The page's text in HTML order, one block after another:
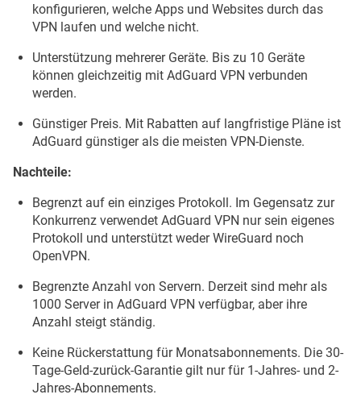
konfigurieren, welche Apps und Websites durch das
VPN laufen und welche nicht.
Unterstützung mehrerer Geräte. Bis zu 10 Geräte
können gleichzeitig mit AdGuard VPN verbunden
werden.
Günstiger Preis. Mit Rabatten auf langfristige Pläne ist
AdGuard günstiger als die meisten VPN-Dienste.
Nachteile:
Begrenzt auf ein einziges Protokoll. Im Gegensatz zur
Konkurrenz verwendet AdGuard VPN nur sein eigenes
Protokoll und unterstützt weder WireGuard noch
OpenVPN.
Begrenzte Anzahl von Servern. Derzeit sind mehr als
1000 Server in AdGuard VPN verfügbar, aber ihre
Anzahl steigt ständig.
Keine Rückerstattung für Monatsabonnements. Die 30-
Tage-Geld-zurück-Garantie gilt nur für 1-Jahres- und 2-
Jahres-Abonnements.